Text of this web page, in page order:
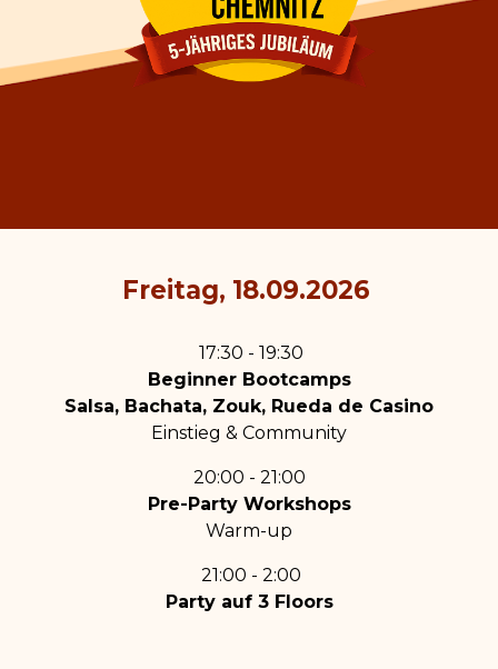
Freitag, 18.09.2026
17:30 - 19:30
Beginner Bootcamps
Salsa, Bachata, Zouk, Rueda de Casino
Einstieg & Community
20:00 - 21:00
Pre-Party Workshops
Warm-up
21:00 - 2:00
Party auf 3 Floors